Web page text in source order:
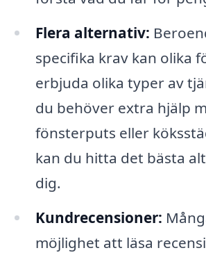
Flera alternativ:
specifika krav kan olika
erbjuda olika typer av
du behöver extra hjälp
fönsterputs eller
kan du hitta det bästa
dig.
Kundrecensioner:
möjlighet att läsa